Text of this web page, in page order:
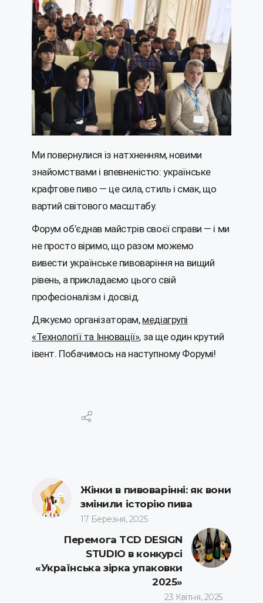
Ми повернулися із натхненням, новими
знайомствами і впевненістю: українське
крафтове пиво — це сила, стиль і смак, що
вартий світового масштабу.
Форум об’єднав майстрів своєї справи — і ми
не просто віримо, що разом можемо
вивести українське пивоваріння на вищий
рівень, а прикладаємо цього свій
професіоналізм і досвід.
Дякуємо організаторам, медіагрупі
«Технології та Інновації», за ще один крутий
івент. Побачимось на наступному Форумі!
Жінки в пивоварінні: як вони
змінили історію пива
17 Березня, 2025
Перемога TCD DESIGN
STUDIO в конкурсі
«Українська зірка упаковки
2025»
23 Квітня, 2025